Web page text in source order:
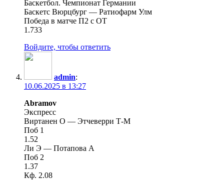
Баскетбол. Чемпионат Германии
Баскетс Вюрцбург — Ратиофарм Улм
Победа в матче П2 с ОТ
1.733
Войдите, чтобы ответить
admin:
10.06.2025 в 13:27
Abramov
Экспресс
Виртанен О — Этчеверри Т-М
Поб 1
1.52
Ли Э — Потапова А
Поб 2
1.37
Кф. 2.08